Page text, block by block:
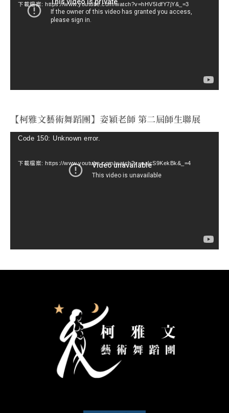
下載檔案: https://www.youtube.com/watch?v=hHV5IdfY7jY&_=3
【柯雅文藝術舞蹈團】姿穎老師 第二屆師生聯展
視Code 150: Unknown error.
下載檔案: https://www.youtube.com/watch?v=ealcS9KekBk&_=4